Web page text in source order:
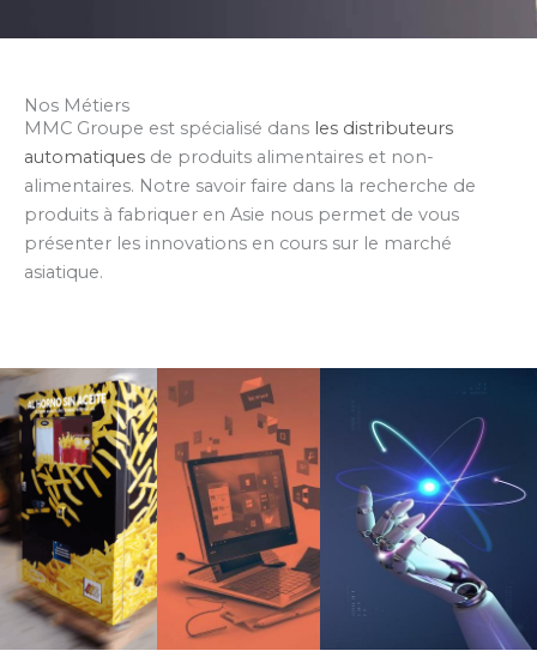
Nos Métiers
MMC Groupe est spécialisé dans les distributeurs
automatiques de produits alimentaires et non-
alimentaires. Notre savoir faire dans la recherche de
produits à fabriquer en Asie nous permet de vous
présenter les innovations en cours sur le marché
asiatique.